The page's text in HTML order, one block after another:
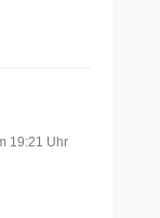
19:21 Uhr